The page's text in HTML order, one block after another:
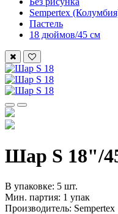
Sempertex
Пастель
18 дюймов/45 см
Шар S 18"/
В упаковке: 5 шт.
Мин. партия: 1 упак
Производитель: Sempertex